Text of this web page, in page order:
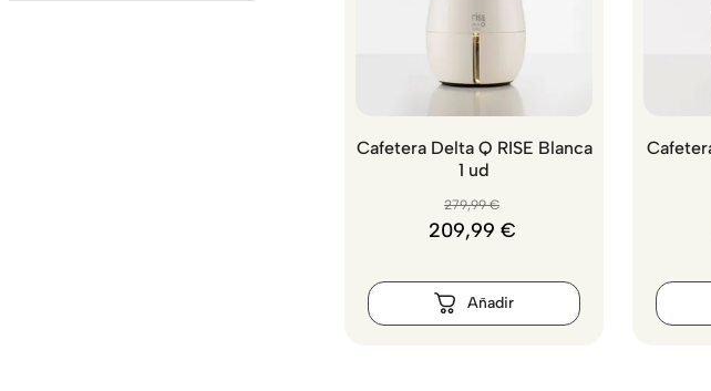
Cafetera Delta Q RISE Blanca
1 ud
279,99 €
209,99 €